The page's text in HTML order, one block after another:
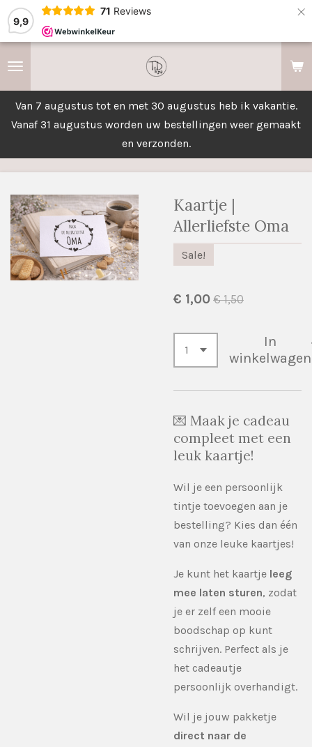
9,9
71 Reviews ×
Van 7 augustus tot en met 30 augustus heb ik vakantie.
Vanaf 31 augustus worden uw bestellingen weer gemaakt
en verzonden.
Kaartje |
Allerliefste Oma
Sale!
€ 1,00 € 1,50
In
winkelwagen
💌 Maak je cadeau
compleet met een
leuk kaartje!
Wil je een persoonlijk
tintje toevoegen aan je
bestelling? Kies dan één
van onze leuke kaartjes!
Je kunt het kaartje leeg
mee laten sturen, zodat
je er zelf een mooie
boodschap op kunt
schrijven. Perfect als je
het cadeautje
persoonlijk overhandigt.
Wil je jouw pakketje
direct naar de